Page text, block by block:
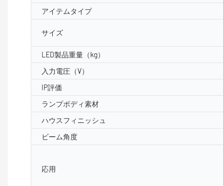
アイテムタイプ
サイズ
LED製品重量（kg）
入力電圧（V）
IP評価
ランプボディ素材
ハウスフィニッシュ
ビーム角度
応用